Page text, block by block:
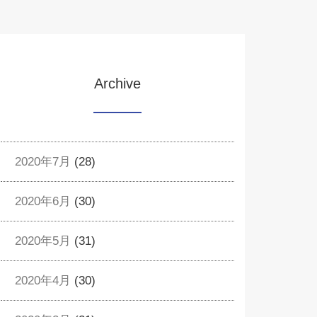
Archive
2020年7月 (28)
2020年6月 (30)
2020年5月 (31)
2020年4月 (30)